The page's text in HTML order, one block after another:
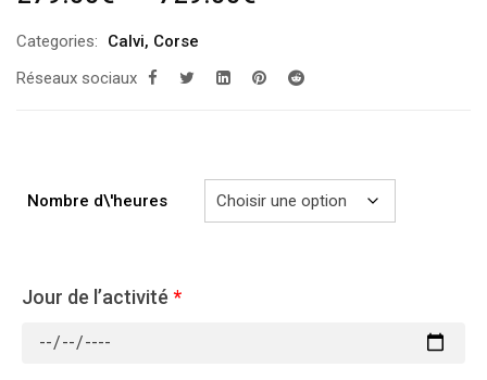
279.00€
Categories: Calvi, Corse
Réseaux sociaux
Nombre d\'heures
Jour de l’activité *